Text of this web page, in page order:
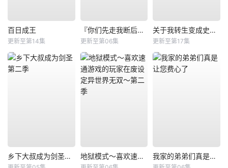
百日成王
更新至第14集
『你们先走我断后』，于是10年后我成为了传说
更新至第06集
关于我转生变成史莱姆这档事第四季
更新至第17集
乡下大叔成为剑圣第二季 地狱模式～喜欢速通游戏的玩家在废设定异世界无双～第二季 我家的弟弟们真是让您费心了